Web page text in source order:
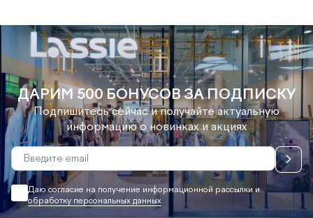
ДАРИМ 500 БОНУСОВ ЗА ПОДПИСКУ
Подпишитесь сейчас и получайте актуальную
информацию о новинках и акциях
Даю согласие на получение информационной рассылки и
обработку персональных данных